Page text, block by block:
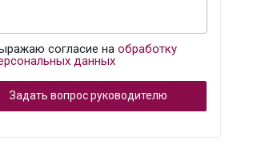
согласие на обработку
данных
Задать вопрос руководителю